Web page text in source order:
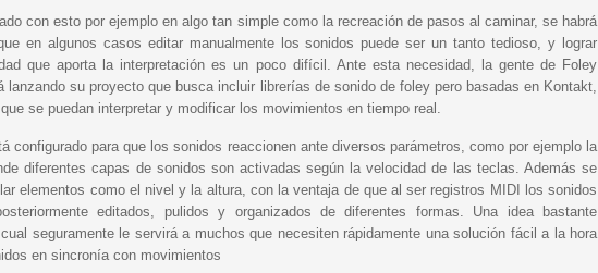
con esto por ejemplo en algo tan simple como la recreación de pasos al caminar, se habrá
en algunos casos editar manualmente los sonidos puede ser un tanto tedioso, y lograr
que aporta la interpretación es un poco difícil. Ante esta necesidad, la gente de Foley
lanzando su proyecto que busca incluir librerías de sonido de foley pero basadas en Kontakt,
se puedan interpretar y modificar los movimientos en tiempo real.
configurado para que los sonidos reaccionen ante diversos parámetros, como por ejemplo la
diferentes capas de sonidos son activadas según la velocidad de las teclas. Además se
elementos como el nivel y la altura, con la ventaja de que al ser registros MIDI los sonidos
editados, pulidos y organizados de diferentes formas. Una idea bastante
seguramente le servirá a muchos que necesiten rápidamente una solución fácil a la hora
en sincronía con movimientos